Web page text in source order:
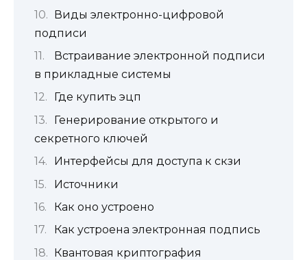
Виды электронно-цифровой
подписи
Встраивание электронной подписи
в прикладные системы
Где купить эцп
Генерирование открытого и
секретного ключей
Интерфейсы для доступа к скзи
Источники
Как оно устроено
Как устроена электронная подпись
Квантовая криптография